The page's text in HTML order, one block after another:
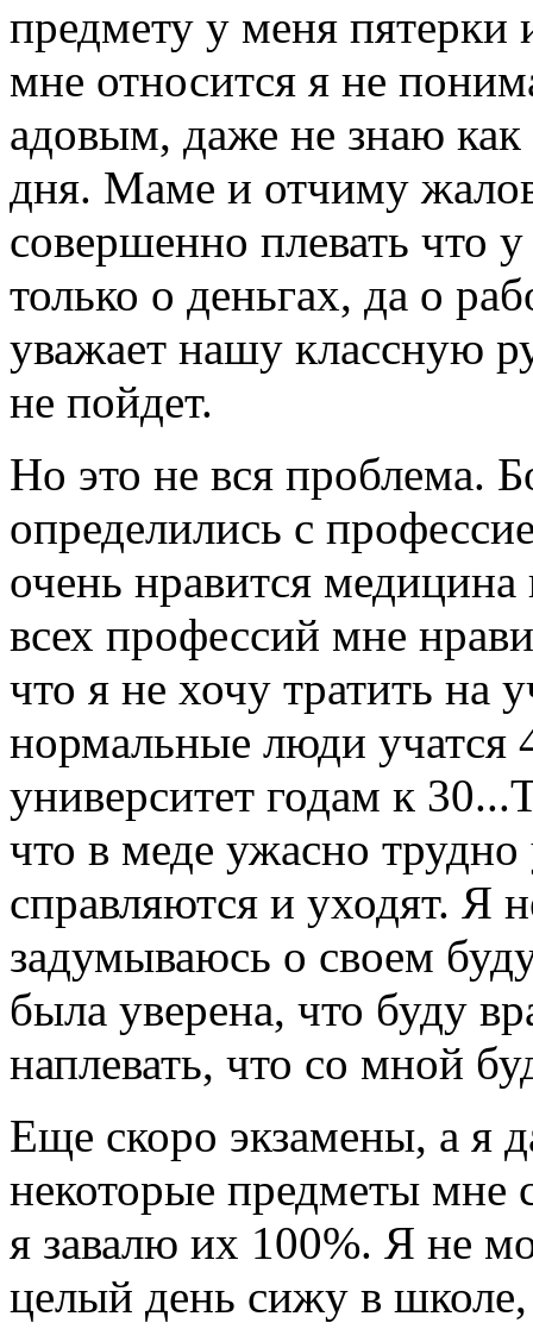
предмету у меня пятерки
мне относится я не
адовым, даже не знаю как
дня. Маме и отчиму
совершенно плевать что
только о деньгах, да о
уважает нашу классную
не пойдет.
Но это не вся проблема.
определились с
очень нравится
всех профессий мне
что я не хочу тратить на
нормальные люди учатся
университет годам к
что в меде ужасно
справляются и уходят. Я
задумываюсь о своем
была уверена, что буду
наплевать, что со мной
Еще скоро экзамены, а я
некоторые предметы мне
я завалю их 100%. Я не
целый день сижу в